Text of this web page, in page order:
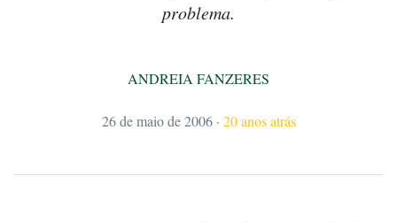
problema.
ANDREIA FANZERES
26 de maio de 2006 · 20 anos atrás